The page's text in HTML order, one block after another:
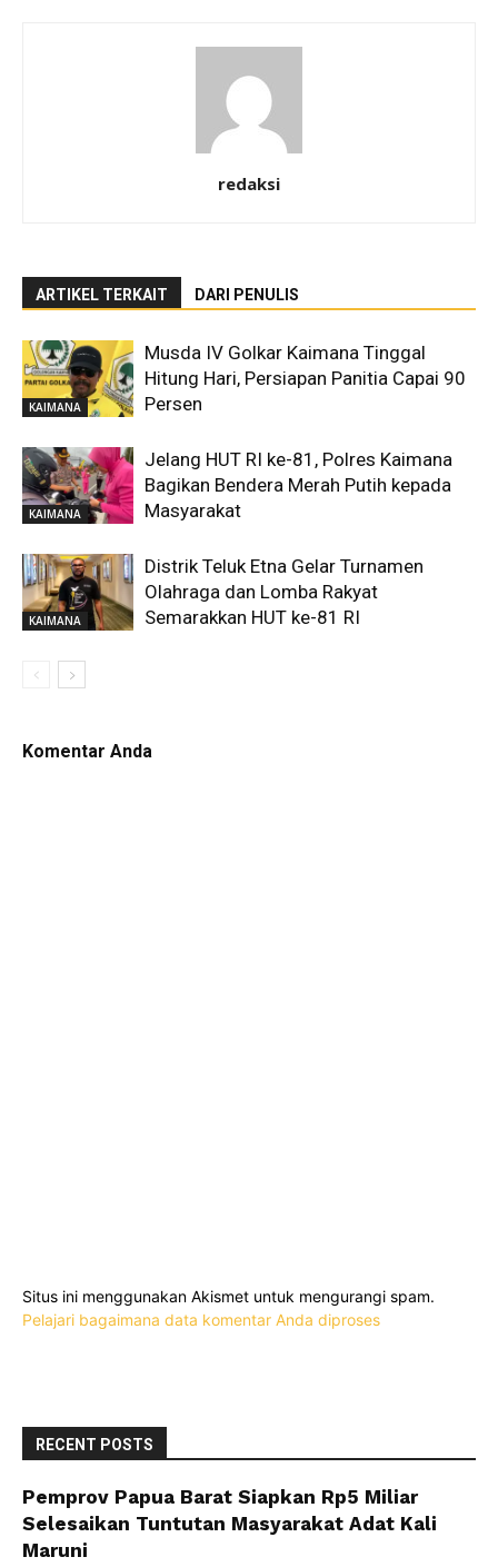
redaksi
ARTIKEL TERKAIT DARI PENULIS
KAIMANA
Musda IV Golkar Kaimana Tinggal
Hitung Hari, Persiapan Panitia Capai 90
Persen
KAIMANA
Jelang HUT RI ke-81, Polres Kaimana
Bagikan Bendera Merah Putih kepada
Masyarakat
KAIMANA
Distrik Teluk Etna Gelar Turnamen
Olahraga dan Lomba Rakyat
Semarakkan HUT ke-81 RI
Komentar Anda
Situs ini menggunakan Akismet untuk mengurangi spam.
Pelajari bagaimana data komentar Anda diproses
RECENT POSTS
Pemprov Papua Barat Siapkan Rp5 Miliar
Selesaikan Tuntutan Masyarakat Adat Kali
Maruni